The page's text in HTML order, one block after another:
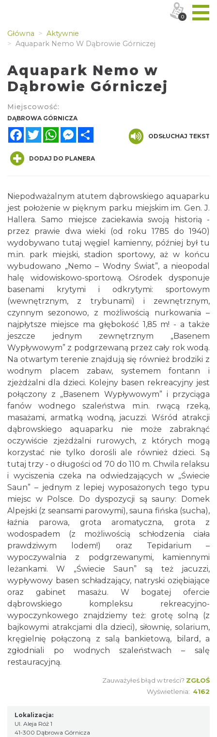
Główna
Aktywnie
Aquapark Nemo W Dąbrowie Górniczej
Aquapark Nemo w
Dąbrowie Górniczej
Miejscowość:
DĄBROWA GÓRNICZA
FacebookTwitterWhatsAppMessenger
ODSŁUCHAJ TEKST
DODAJ DO PLANERA
Niepodważalnym atutem dąbrowskiego aquaparku
jest położenie w pięknym parku miejskim im. Gen. J.
Hallera. Samo miejsce zaciekawia swoją historią -
przez prawie dwa wieki (od roku 1785 do 1940)
wydobywano tutaj węgiel kamienny, później był tu
m.in. park miejski, stadion sportowy, aż w końcu
wybudowano „Nemo – Wodny Świat”, a nieopodal
halę widowiskowo-sportową. Ośrodek dysponuje
basenami krytymi i odkrytymi: sportowym
(wewnętrznym, z trybunami) i zewnętrznym,
czynnym sezonowo, z możliwością nurkowania –
najpłytsze miejsce ma głębokość 1,85 m! - a także
jeszcze jednym zewnętrznym „Basenem
Wypływowym” z podgrzewaną przez cały rok wodą.
Na otwartym terenie znajdują się również brodziki z
wodnym placem zabaw, systemem fontann i
zjeżdżalni dla dzieci. Kolejny basen rekreacyjny jest
połączony z „Basenem Wypływowym” i przyciąga
fanów wodnego szaleństwa m.in. rwącą rzeką,
masażami, armatką wodną, jacuzzi. Wśród atrakcji
dąbrowskiego aquaparku nie może zabraknąć
oczywiście zjeżdżalni rurowych, z których mogą
korzystać nie tylko dorośli ale również dzieci. Są
tutaj trzy - o długości od 70 do 110 m. Chwila relaksu
i wyciszenia czeka na odwiedzających w „Świecie
Saun” – jednym z lepiej wyposażonych tego typu
miejsc w Polsce. Do dyspozycji są sauny: Domek
Alpejski (z seansami parowymi), sauna fińska (sucha),
łaźnia parowa, grota aromatyczna, grota z
wodospadem (z możliwością schłodzenia ciała
prawdziwym lodem!) oraz Tepidarium –
wypoczywalnia z podgrzewanymi, kamiennymi
leżankami. W „Świecie Saun” są też jacuzzi,
wypływowy basen schładzający, natryski oziębiające
oraz gabinet masażu. W bogatej ofercie
dąbrowskiego kompleksu rekreacyjno-
wypoczynkowego znajdziemy też: grotę solną (z
bajkowymi atrakcjami dla dzieci), siłownię, solarium,
kręgielnię połączoną z salą bankietową, bilard, a
zgłodniali po wodnych szaleństwach – salę
restauracyjną.
Zauważyłeś błąd w treści? ZGŁOŚ
Wyświetlenia: 4162
Lokalizacja:
Ul. Aleja Róż 1
41-300 Dąbrowa Górnicza
0